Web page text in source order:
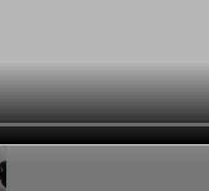
Kierowców Jan
się 28 listopada